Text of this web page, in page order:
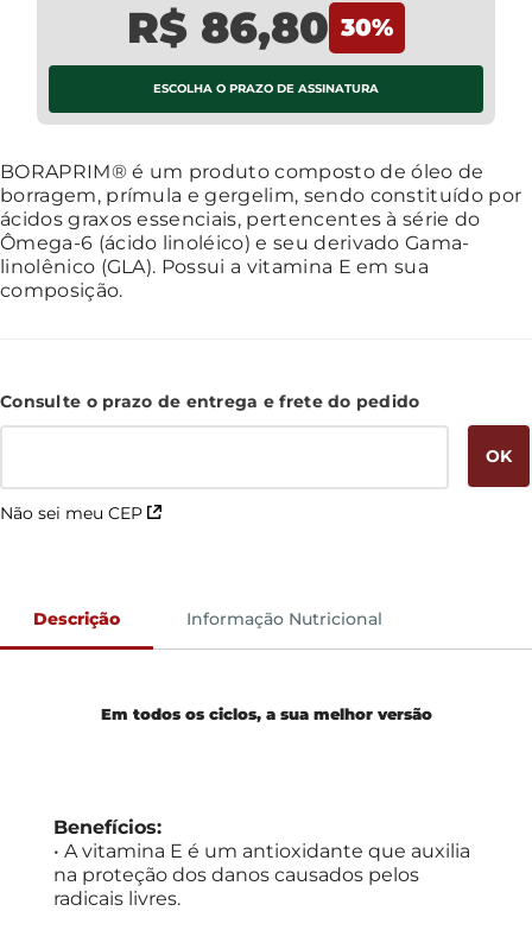
Saiba Mais
R$ 86,80 30%
ESCOLHA O PRAZO DE ASSINATURA
BORAPRIM® é um produto composto de óleo de
borragem, prímula e gergelim, sendo constituído por
ácidos graxos essenciais, pertencentes à série do
Ômega-6 (ácido linoléico) e seu derivado Gama-
linolênico (GLA). Possui a vitamina E em sua
composição.
Não sei meu CEP
Descrição Informação Nutricional
Em todos os ciclos, a sua melhor versão
Benefícios:
• A vitamina E é um antioxidante que auxilia
na proteção dos danos causados pelos
radicais livres.